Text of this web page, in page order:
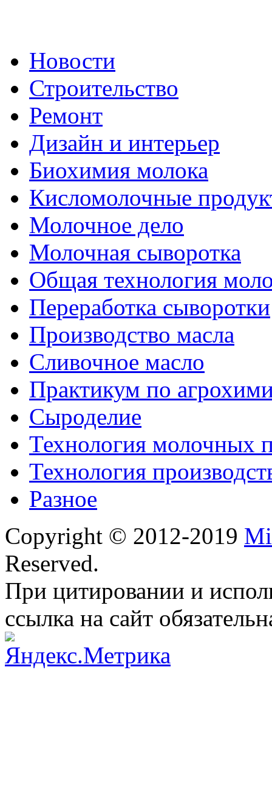
Новости
Строительство
Ремонт
Дизайн и интерьер
Биохимия молока
Кисломолочные
Молочное дело
Молочная сыворотка
Общая технология
Переработка сыворотки
Производство масла
Сливочное масло
Практикум по
Сыроделие
Технология молочных
Технология
Разное
Copyright © 2012-2019
Reserved.
При цитировании и
ссылка на сайт